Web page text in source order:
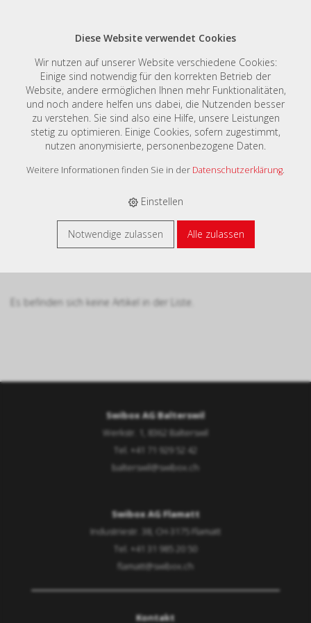
E-SHOP MERKLISTE
Merkliste Merkliste (
Merkliste (0)
Es befinden sich keine Artikel in der Liste.
Swibox AG Balterswil
Werkstr. 1, 8362 Balterswil
Tel. +41 71 929 52 42
balterswil@swibox.ch
Swibox AG Flamatt
Industriestr. 38, CH-3175 Flamatt
Tel. +41 31 985 20 50
flamatt@swibox.ch
Kontakt
Diese Website verwendet Cookies
Wir nutzen auf unserer Website verschiedene Cookies:
Einige sind notwendig für den korrekten Betrieb der
Website, andere ermöglichen Ihnen mehr Funktionalitäten,
und noch andere helfen uns dabei, die Nutzenden besser
zu verstehen. Sie sind also eine Hilfe, unsere Leistungen
stetig zu optimieren. Einige Cookies, sofern zugestimmt,
nutzen anonymisierte, personenbezogene Daten.
Weitere Informationen finden Sie in der Datenschutzerklärung.
Einstellen
Notwendige zulassen Alle zulassen